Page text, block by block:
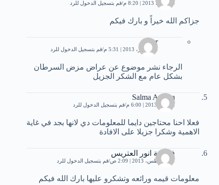
10 يونيو، 2013 | 8:20 م قم بتسجيل الدخول للرد
جزاكم الله خيراً و بارك فيكم
noor
12 أكتوبر، 2013 | 5:31 م قم بتسجيل الدخول للرد
الرجاء نشر موضوع عن عراض مزض السرطان
بشكل عام مع الشكر الجزيل
Salma Ayman
2 يوليو، 2013 | 6:00 م قم بتسجيل الدخول للرد
فعلا احنا محتاجين دايما للمعلومات دي لانها بجد في غاية
الاهمية وشكرا جزيلا على الافادة
فاطمة انور العتريس
11 أغسطس، 2013 | 2:09 ص قم بتسجيل الدخول للرد
معلومات قيمه ورائعه وتشكرو عليها بارك الله فيكم